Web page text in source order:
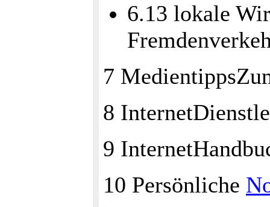
6.13 lokale
7
8
9
10 Persönliche